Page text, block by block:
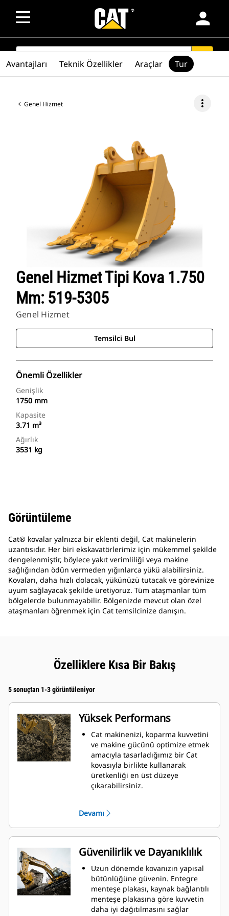
person
SEARCH
Genel Hizmet more_vert
Genel Hizmet Tipi Kova 1.750
Mm: 519-5305
Genel Hizmet
Temsilci Bul
Önemli Özellikler
Genişlik
1750 mm
Kapasite
3.71 m³
Ağırlık
3531 kg
Avantajları Teknik Özellikler Araçlar Tur
Görüntüleme
Cat® kovalar yalnızca bir eklenti değil, Cat makinelerin
uzantısıdır. Her biri ekskavatörlerimiz için mükemmel şekilde
dengelenmiştir, böylece yakıt verimliliği veya makine
sağlığından ödün vermeden yığınlarca yükü alabilirsiniz.
Kovaları, daha hızlı dolacak, yükünüzü tutacak ve görevinize
uyum sağlayacak şekilde üretiyoruz. Tüm ataşmanlar tüm
bölgelerde bulunmayabilir. Bölgenizde mevcut olan özel
ataşmanları öğrenmek için Cat temsilcinize danışın.
Özelliklere Kısa Bir Bakış
5 sonuçtan 1-3 görüntüleniyor
Yüksek Performans
Cat makinenizi, koparma kuvvetini
ve makine gücünü optimize etmek
amacıyla tasarladığımız bir Cat
kovasıyla birlikte kullanarak
üretkenliği en üst düzeye
çıkarabilirsiniz.
İlave taban mesafesi, kovanın alt
tarafının kazı yapmamasını
sağlayarak bakım maliyetlerini
azaltır.
Kazma işlemi sırasında yakıt
tüketimi en yüksek düzeydedir. Cat
kovaları, makinenizin toplam
çalışma üretkenliğini iyileştirmek
amacıyla malzemeleri hızlı biçimde
kesmek üzere tasarlanmıştır.
Devamı
Güvenilirlik ve Dayanıklılık
Uzun dönemde kovanızın yapısal
bütünlüğüne güvenin. Entegre
menteşe plakası, kaynak bağlantılı
menteşe plakasına göre kuvvetin
daha iyi dağıtılmasını sağlar